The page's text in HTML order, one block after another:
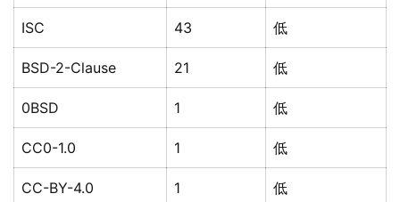
ISC 43 低
BSD-2-Clause 21 低
0BSD 1 低
CC0-1.0 1 低
CC-BY-4.0 1 低